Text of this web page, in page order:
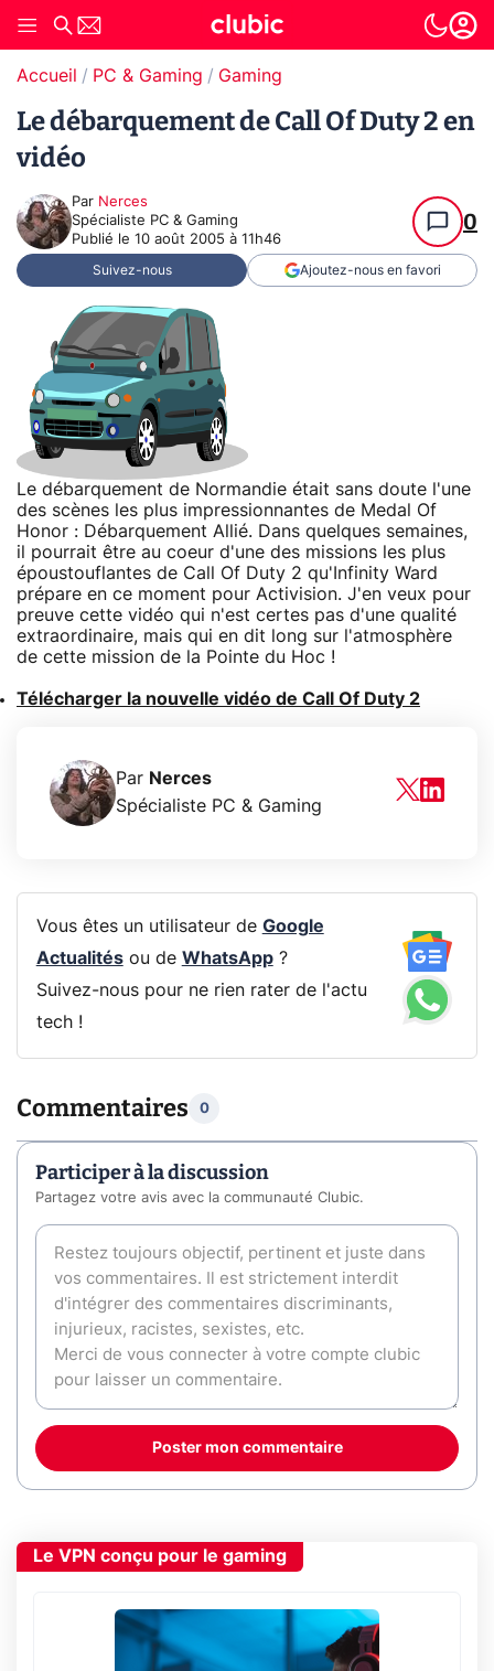
Accueil PC & Gaming Gaming
Le débarquement de Call Of Duty 2 en
vidéo
Par Nerces
Spécialiste PC & Gaming
Publié le 10 août 2005 à 11h46
0
Suivez-nous Ajoutez-nous en favori
Le débarquement de Normandie était sans doute l'une
des scènes les plus impressionnantes de Medal Of
Honor : Débarquement Allié. Dans quelques semaines,
il pourrait être au coeur d'une des missions les plus
époustouflantes de Call Of Duty 2 qu'Infinity Ward
prépare en ce moment pour Activision. J'en veux pour
preuve cette vidéo qui n'est certes pas d'une qualité
extraordinaire, mais qui en dit long sur l'atmosphère
de cette mission de la Pointe du Hoc !
Télécharger la nouvelle vidéo de Call Of Duty 2
Par Nerces
Spécialiste PC & Gaming
Vous êtes un utilisateur de Google
Actualitésou de WhatsApp?
Suivez-nous pour ne rien rater de l'actu
tech !
Commentaires 0
Participer à la discussion
Partagez votre avis avec la communauté Clubic.
Poster mon commentaire
Le VPN conçu pour le gaming